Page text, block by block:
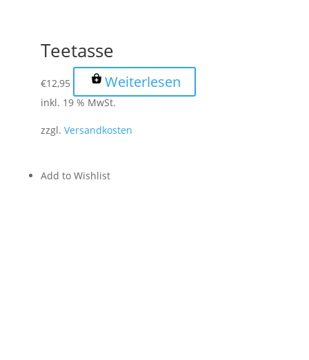
Teetasse
€12,95 Weiterlesen
inkl. 19 % MwSt.
zzgl. Versandkosten
Add to Wishlist